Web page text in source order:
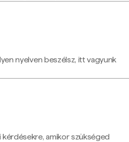
nyelven beszélsz, itt vagyunk
amikor szükséged